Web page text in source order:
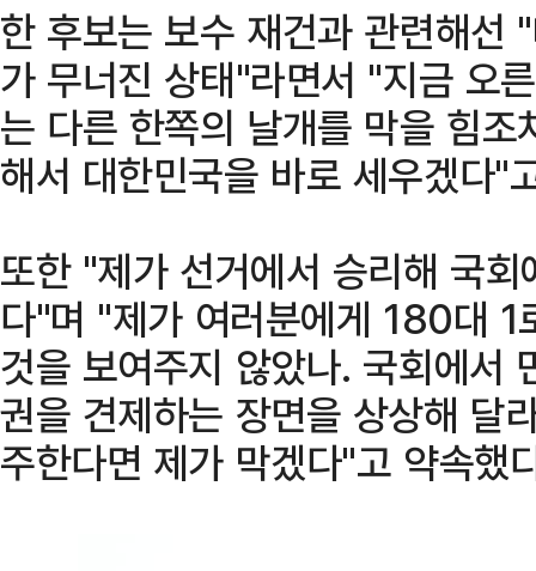
한 후보는 보수 재건과 관련해선
가 무너진 상태"라면서 "지금 오
는 다른 한쪽의 날개를 막을 힘
해서 대한민국을 바로 세우겠다"
또한 "제가 선거에서 승리해 국
다"며 "제가 여러분에게 180대 1
것을 보여주지 않았나. 국회에서
권을 견제하는 장면을 상상해 달
주한다면 제가 막겠다"고 약속했